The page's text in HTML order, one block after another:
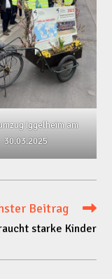
Iggelheim am
30.03.2025
Beitrag
starke Kinder